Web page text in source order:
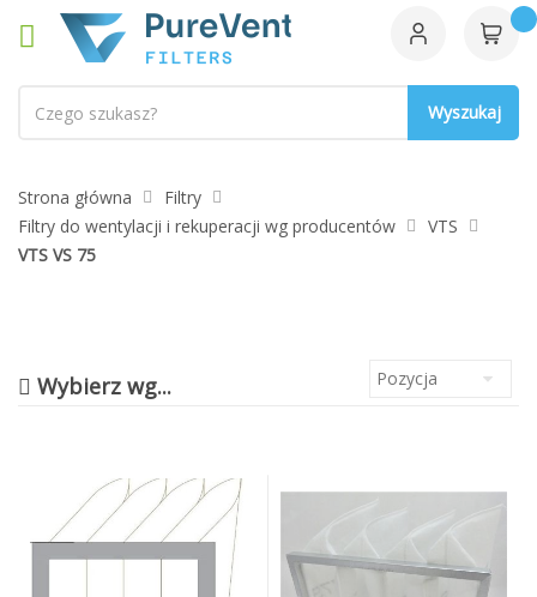
Strona główna
Filtry
Filtry do wentylacji i rekuperacji wg producentów
VTS
VTS VS 75
Wybierz wg...